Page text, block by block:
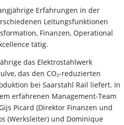
Erfahrungen in der
Leitungsfunktionen
Finanzen, Operational
tätig.
das Elektrostahlwerk
das den CO₂-reduzierten
bei Saarstahl Rail liefert. In
erfahrenen Management-Team
Picard (Direktor Finanzen und
(Werksleiter) und Dominique